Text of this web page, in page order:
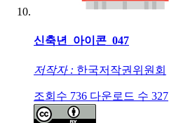
신축년_아이콘_047
저작자 : 한국저작권위원회
조회수 736 다운로드 수 327